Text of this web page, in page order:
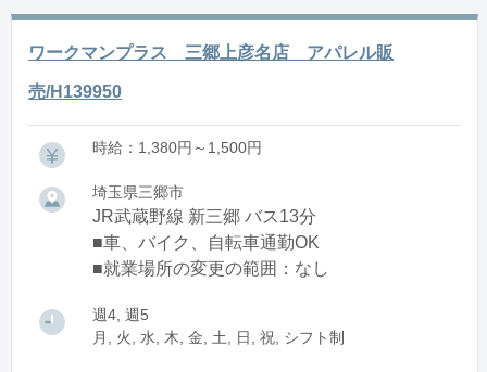
ワークマンプラス 三郷上彦名店 アパレル販
売/H139950
時給：1,380円～1,500円
埼玉県三郷市
JR武蔵野線 新三郷 バス13分
■車、バイク、自転車通勤OK
■就業場所の変更の範囲：なし
週4, 週5
月, 火, 水, 木, 金, 土, 日, 祝, シフト制